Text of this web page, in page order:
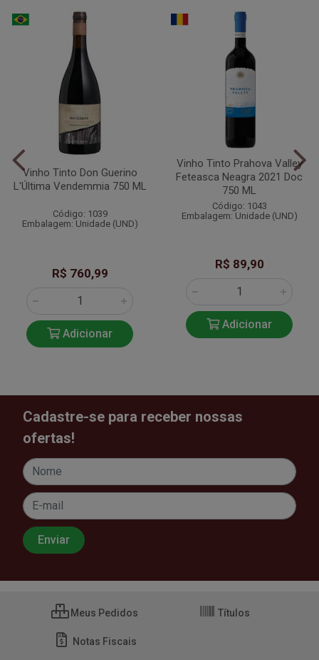
Vinho Tinto Don Guerino
L'Última Vendemmia 750 ML
Código: 1039
Embalagem: Unidade (UND)
R$ 760,99
Adicionar
Vinho Tinto Prahova Valley
Feteasca Neagra 2021 Doc
750 ML
Código: 1043
Embalagem: Unidade (UND)
R$ 89,90
Adicionar
Cadastre-se para receber nossas
ofertas!
Meus Pedidos Títulos
Notas Fiscais